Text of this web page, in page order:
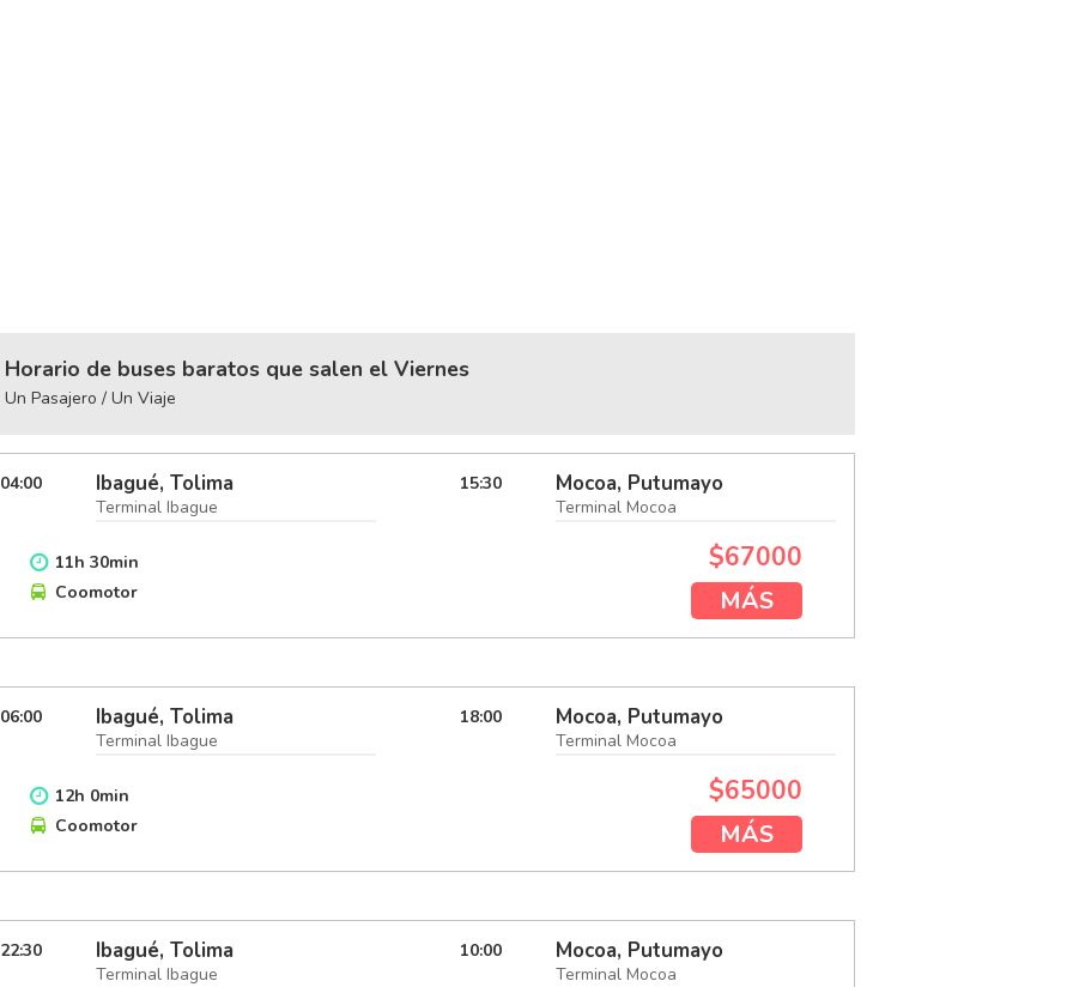
Horario de buses baratos que salen el Viernes
Un Pasajero / Un Viaje
04:00 Ibagué, Tolima
Terminal Ibague
15:30 Mocoa, Putumayo
Terminal Mocoa
11h 30min
Coomotor
$67000
MÁS
06:00 Ibagué, Tolima
Terminal Ibague
18:00 Mocoa, Putumayo
Terminal Mocoa
12h 0min
Coomotor
$65000
MÁS
22:30 Ibagué, Tolima
Terminal Ibague
10:00 Mocoa, Putumayo
Terminal Mocoa